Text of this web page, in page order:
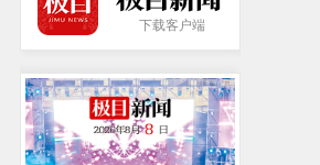
下载客户端